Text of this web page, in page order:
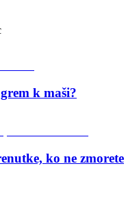
k maši?
ko ne zmorete